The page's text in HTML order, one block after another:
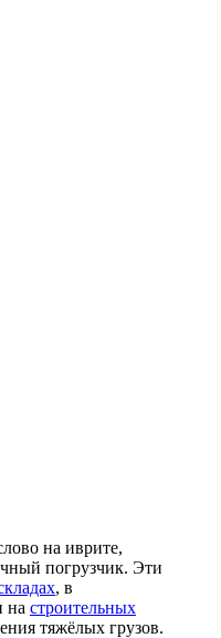
погрузчик. Эти
, в
на строительных
тяжёлых грузов.